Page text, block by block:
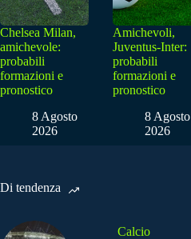
Chelsea Milan,
amichevole:
probabili
formazioni e
pronostico
8 Agosto
2026
Amichevoli,
Juventus-Inter:
probabili
formazioni e
pronostico
8 Agosto
2026
Di tendenza
Calcio